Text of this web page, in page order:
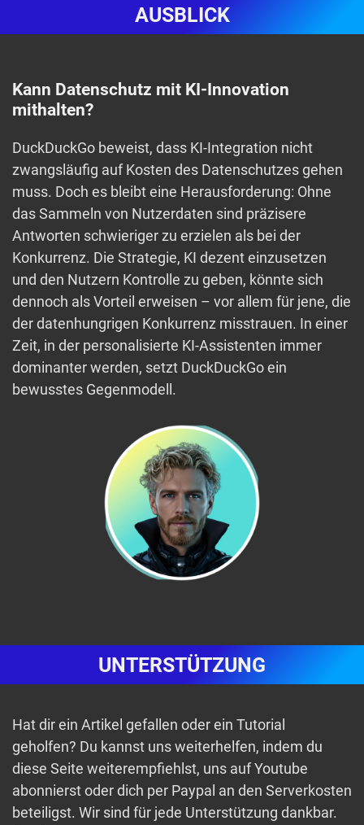
AUSBLICK
Kann Datenschutz mit KI-Innovation
mithalten?
DuckDuckGo beweist, dass KI-Integration nicht
zwangsläufig auf Kosten des Datenschutzes gehen
muss. Doch es bleibt eine Herausforderung: Ohne
das Sammeln von Nutzerdaten sind präzisere
Antworten schwieriger zu erzielen als bei der
Konkurrenz. Die Strategie, KI dezent einzusetzen
und den Nutzern Kontrolle zu geben, könnte sich
dennoch als Vorteil erweisen – vor allem für jene, die
der datenhungrigen Konkurrenz misstrauen. In einer
Zeit, in der personalisierte KI-Assistenten immer
dominanter werden, setzt DuckDuckGo ein
bewusstes Gegenmodell.
UNTERSTÜTZUNG
Hat dir ein Artikel gefallen oder ein Tutorial
geholfen? Du kannst uns weiterhelfen, indem du
diese Seite weiterempfiehlst, uns auf Youtube
abonnierst oder dich per Paypal an den Serverkosten
beteiligst. Wir sind für jede Unterstützung dankbar.